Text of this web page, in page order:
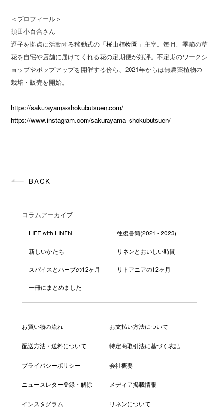
＜プロフィール＞
須田小百合さん
逗子を拠点に活動する移動式の「桜山植物園 」主宰。毎月、季節の草
花を自宅や店舗に届けてくれる花の定期便が好評。不定期のワークシ
ョップやポップアップを開催する傍ら、2021年からは無農薬植物の
栽培・販売を開始。
https://sakurayama-shokubutsuen.com/
https://www.instagram.com/sakurayama_shokubutsuen/
BACK
コラムアーカイブ
LIFE with LINEN 往復書簡(2021 - 2023)
新しいかたち リネンとおいしい時間
スパイスとハーブの12ヶ月 リトアニアの12ヶ月
一冊にまとめました
お買い物の流れ お支払い方法について
配送方法・送料について 特定商取引法に基づく表記
プライバシーポリシー 会社概要
ニュースレター登録・解除 メディア掲載情報
インスタグラム リネンについて